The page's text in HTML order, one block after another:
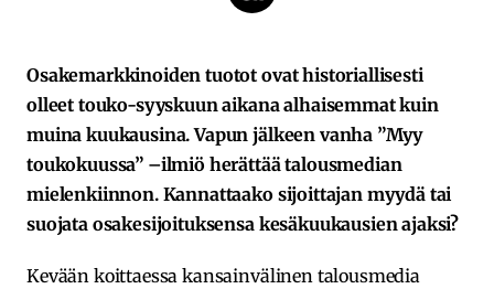
Osakemarkkinoiden tuotot ovat historiallisesti
olleet touko-syyskuun aikana alhaisemmat kuin
muina kuukausina. Vapun jälkeen vanha ”Myy
toukokuussa” –ilmiö herättää talousmedian
mielenkiinnon. Kannattaako sijoittajan myydä tai
suojata osakesijoituksensa kesäkuukausien ajaksi?
Kevään koittaessa kansainvälinen talousmedia